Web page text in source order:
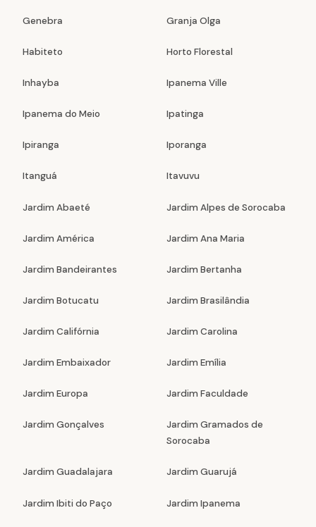
Genebra Granja Olga
Habiteto Horto Florestal
Inhayba Ipanema Ville
Ipanema do Meio Ipatinga
Ipiranga Iporanga
Itanguá Itavuvu
Jardim Abaeté Jardim Alpes de Sorocaba
Jardim América Jardim Ana Maria
Jardim Bandeirantes Jardim Bertanha
Jardim Botucatu Jardim Brasilândia
Jardim Califórnia Jardim Carolina
Jardim Embaixador Jardim Emília
Jardim Europa Jardim Faculdade
Jardim Gonçalves
Jardim Gramados de
Sorocaba
Jardim Guadalajara Jardim Guarujá
Jardim Ibiti do Paço Jardim Ipanema